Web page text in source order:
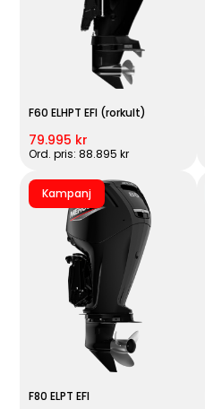
F60 ELHPT EFI (rorkult)
79.995 kr
Ord. pris: 88.895 kr
Kampanj
F80 ELPT EFI